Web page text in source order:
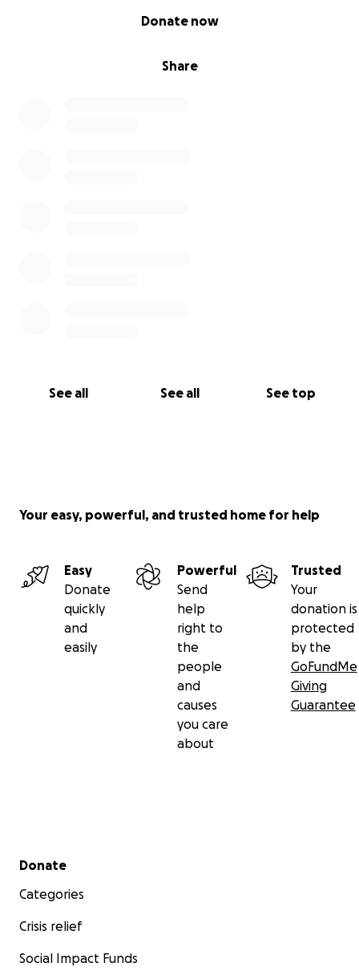
Share
Donate now
See all See all See top
Your easy, powerful, and trusted home for help
Easy
Donate
quickly
and
easily
Powerful
Send
help
right to
the
people
and
causes
you care
about
Trusted
Your
donation is
protected
by the
GoFundMe
Giving
Guarantee
Secondary menu
Donate
Categories
Crisis relief
Social Impact Funds